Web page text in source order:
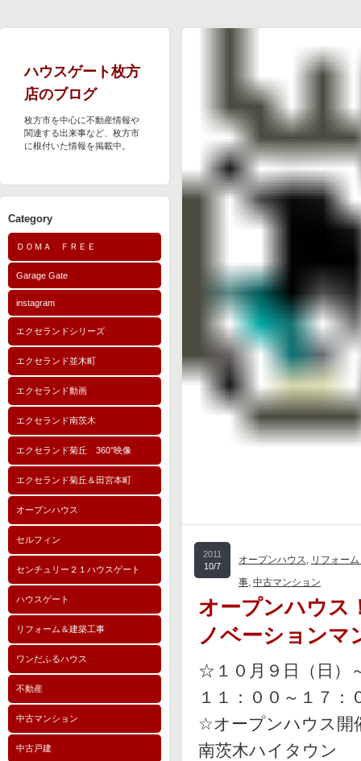
ハウスゲート枚方
店のブログ
枚方市を中心に不動産情報や
関連する出来事など、枚方市
に根付いた情報を掲載中。
Category
ＤＯＭＡ ＦＲＥＥ
Garage Gate
instagram
エクセランドシリーズ
エクセランド並木町
エクセランド動画
エクセランド南茨木
エクセランド菊丘 360°映像
エクセランド菊丘＆田宮本町
オープンハウス
セルフィン
センチュリー２１ハウスゲート
ハウスゲート
リフォーム＆建築工事
ワンだふるハウス
不動産
中古マンション
中古戸建
2011
10/7
オープンハウス, リフォー
事, 中古マンション
オープンハウス
ノベーションマ
☆１０月９日（日
１１：００～１７
☆オープンハウス
南茨木ハイタウン